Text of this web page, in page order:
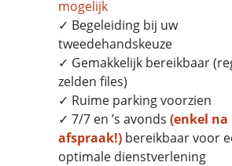
mogelijk
✓ Begeleiding bij uw
tweedehandskeuze
✓ Gemakkelijk bereikbaar
zelden files)
✓ Ruime parking voorzien
✓ 7/7 en ’s avonds (enkel na
afspraak!) bereikbaar voor
optimale dienstverlening